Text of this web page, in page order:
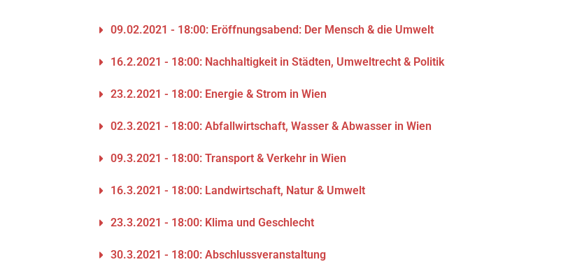
09.02.2021 - 18:00: Eröffnungsabend: Der Mensch & die Umwelt
16.2.2021 - 18:00: Nachhaltigkeit in Städten, Umweltrecht & Politik
23.2.2021 - 18:00: Energie & Strom in Wien
02.3.2021 - 18:00: Abfallwirtschaft, Wasser & Abwasser in Wien
09.3.2021 - 18:00: Transport & Verkehr in Wien
16.3.2021 - 18:00: Landwirtschaft, Natur & Umwelt
23.3.2021 - 18:00: Klima und Geschlecht
30.3.2021 - 18:00: Abschlussveranstaltung